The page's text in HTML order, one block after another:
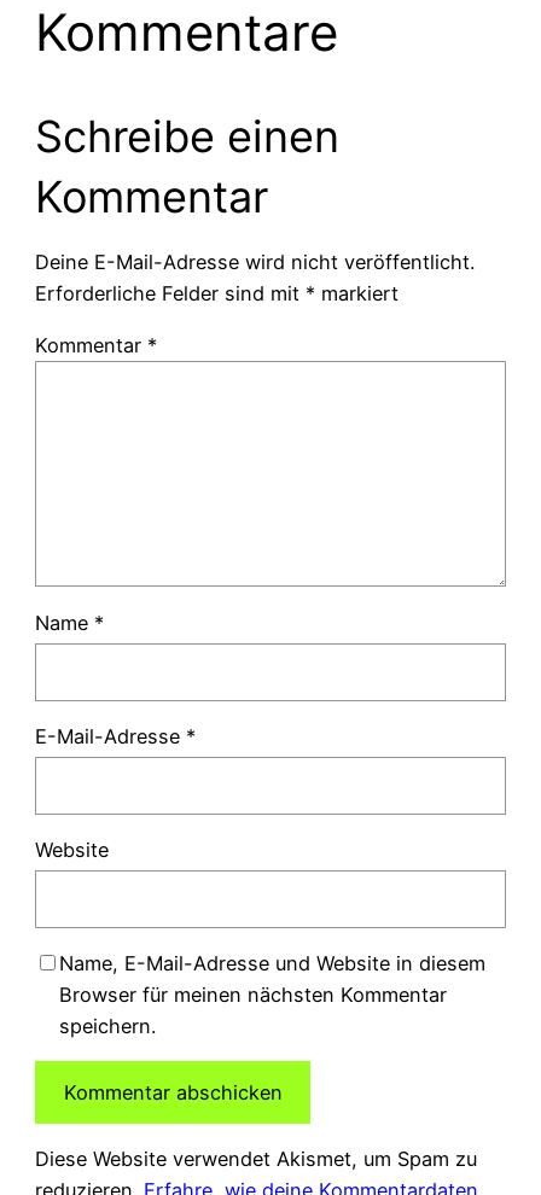
Kommentare
Schreibe einen
Kommentar
Deine E-Mail-Adresse wird nicht veröffentlicht.
Erforderliche Felder sind mit * markiert
Kommentar *
Name *
E-Mail-Adresse *
Website
Name, E-Mail-Adresse und Website in diesem
Browser für meinen nächsten Kommentar
speichern.
Diese Website verwendet Akismet, um Spam zu